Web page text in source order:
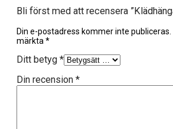
Bli först med att recensera
Din e-postadress kommer inte publiceras.
märkta *
Ditt betyg *
Din recension *